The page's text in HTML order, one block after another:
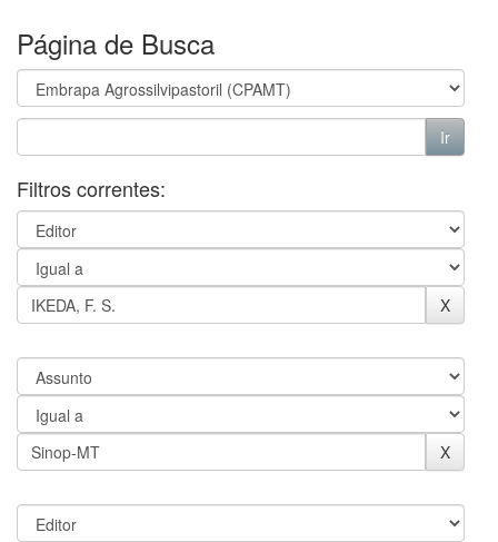
Página de Busca
Filtros correntes: